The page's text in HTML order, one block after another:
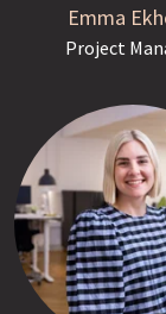
Emma
Project